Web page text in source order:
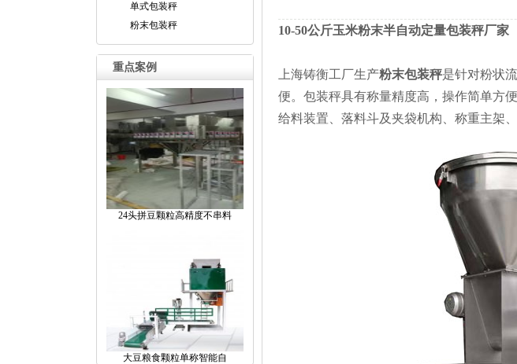
单式包装秤
粉末包装秤
重点案例
24头拼豆颗粒高精度不串料
大豆粮食颗粒单称智能自
10-50公斤玉米粉末半自动定量包装秤厂家
上海铸衡工厂生产粉末包装秤是针对粉状
便。包装秤具有称量精度高，操作简单方
给料装置、落料斗及夹袋机构、称重主架